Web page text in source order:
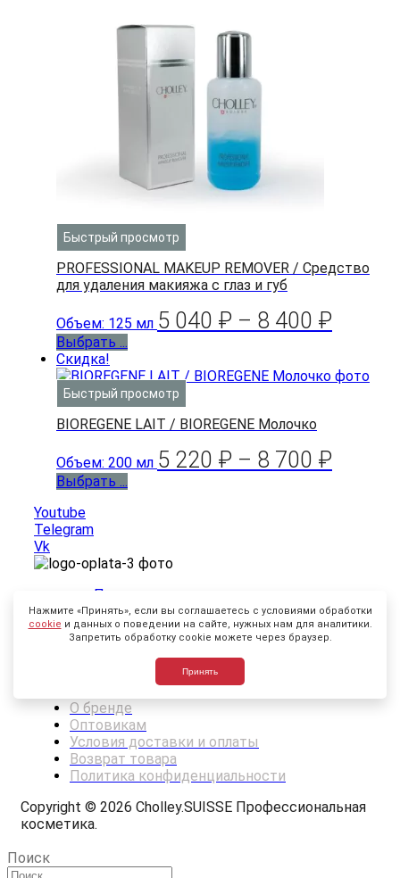
Быстрый просмотр
PROFESSIONAL MAKEUP REMOVER / Средство
для удаления макияжа с глаз и губ
Объем: 125 мл 5 040 ₽ – 8 400 ₽
Выбрать ...
Скидка!
Быстрый просмотр
BIOREGENE LAIT / BIOREGENE Молочко
Объем: 200 мл 5 220 ₽ – 8 700 ₽
Выбрать ...
Youtube
Telegram
Vk
Пользовательское соглашение
+7 499 678 33 63 (розница)
+7 495 258 68 33 (опт)
info@methodecholley.ru
Москва, Ул. Тверской бульвар 26
О бренде
Оптовикам
Условия доставки и оплаты
Возврат товара
Политика конфиденциальности
Copyright © 2026 Cholley.SUISSE Профессиональная
косметика.
Нажмите «Принять», если вы соглашаетесь с условиями обработки
cookie и данных о поведении на сайте, нужных нам для аналитики.
Запретить обработку cookie можете через браузер.
Принять
Поиск